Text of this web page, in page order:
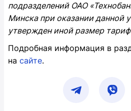
подразделений ОАО
Минска при оказании данной
утвержден иной размер
Подробная информация в
на сайте.